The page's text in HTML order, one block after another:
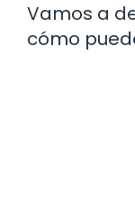
Vamos a
cómo